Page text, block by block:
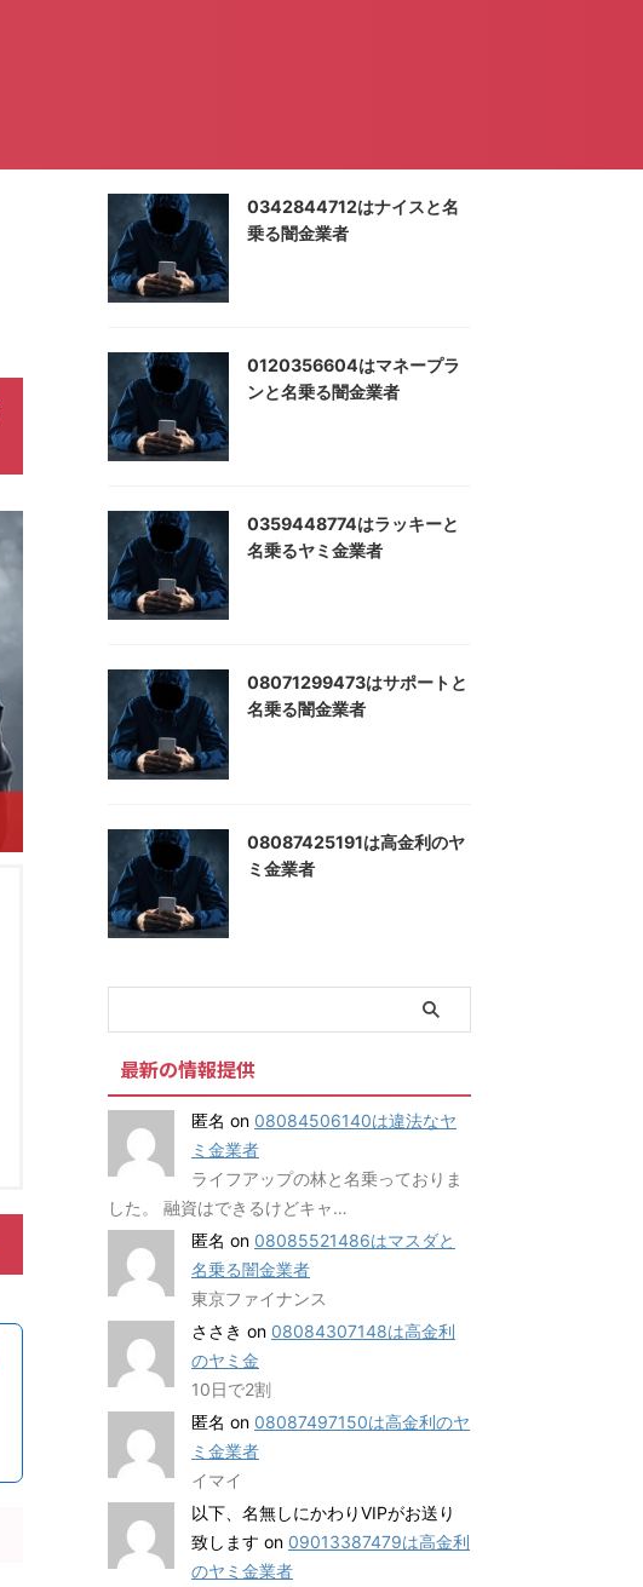
0342844712はナイスと名
乗る闇金業者
0120356604はマネープラ
ンと名乗る闇金業者
0359448774はラッキーと
名乗るヤミ金業者
08071299473はサポートと
名乗る闇金業者
08087425191は高金利のヤ
ミ金業者
最新の情報提供
匿名 on 08084506140は違法なヤ
ミ金業者
ライフアップの林と名乗っておりま
した。 融資はできるけどキャ…
匿名 on 08085521486はマスダと
名乗る闇金業者
東京ファイナンス
ささき on 08084307148は高金利
のヤミ金
10日で2割
匿名 on 08087497150は高金利のヤ
ミ金業者
イマイ
以下、名無しにかわりVIPがお送り
致します on 09013387479は高金利
のヤミ金業者